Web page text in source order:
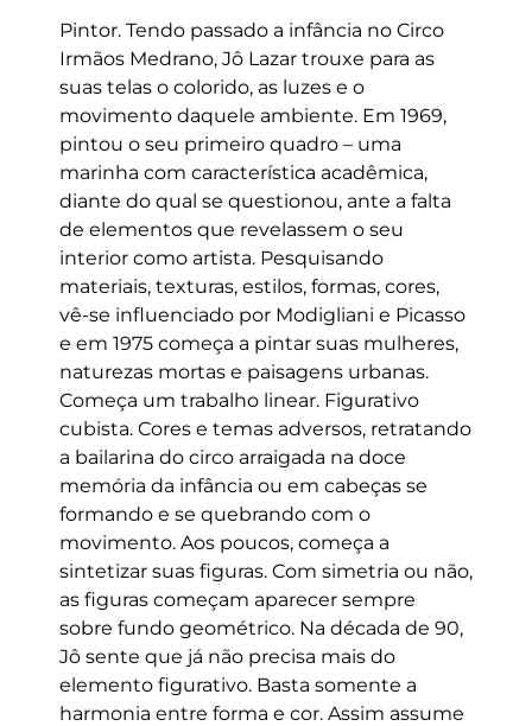
Pintor. Tendo passado a infância no Circo
Irmãos Medrano, Jô Lazar trouxe para as
suas telas o colorido, as luzes e o
movimento daquele ambiente. Em 1969,
pintou o seu primeiro quadro – uma
marinha com característica acadêmica,
diante do qual se questionou, ante a falta
de elementos que revelassem o seu
interior como artista. Pesquisando
materiais, texturas, estilos, formas, cores,
vê-se influenciado por Modigliani e Picasso
e em 1975 começa a pintar suas mulheres,
naturezas mortas e paisagens urbanas.
Começa um trabalho linear. Figurativo
cubista. Cores e temas adversos, retratando
a bailarina do circo arraigada na doce
memória da infância ou em cabeças se
formando e se quebrando com o
movimento. Aos poucos, começa a
sintetizar suas figuras. Com simetria ou não,
as figuras começam aparecer sempre
sobre fundo geométrico. Na década de 90,
Jô sente que já não precisa mais do
elemento figurativo. Basta somente a
harmonia entre forma e cor. Assim assume